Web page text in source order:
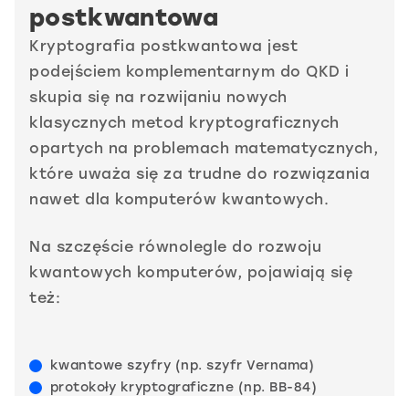
postkwantowa
Kryptografia postkwantowa jest
podejściem komplementarnym do QKD i
skupia się na rozwijaniu nowych
klasycznych metod kryptograficznych
opartych na problemach matematycznych,
które uważa się za trudne do rozwiązania
nawet dla komputerów kwantowych.
Na szczęście równolegle do rozwoju
kwantowych komputerów, pojawiają się
też:
kwantowe szyfry (np. szyfr Vernama)
protokoły kryptograficzne (np. BB-84)